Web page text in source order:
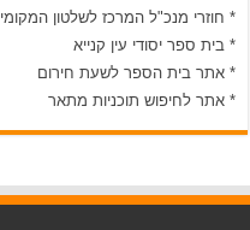
* חוזרי מנכ"ל המרכז לשלטון המקומי
* בית ספר יסודי עין קנייא
* אתר בית הספר לשעת חירום
* אתר לחיפוש תוכניות מתאר